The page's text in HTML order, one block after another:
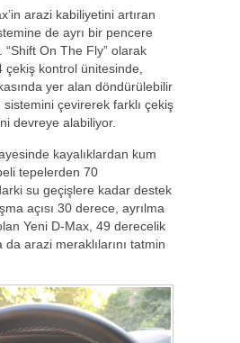
arazi kabiliyetini artıran
de ayrı bir pencere
On The Fly” olarak
çekiş kontrol ünitesinde,
yer alan döndürülebilir
sistemini çevirerek farklı çekiş
devreye alabiliyor.
kayalıklardan kum
tepelerden 70
su geçişlere kadar destek
açısı 30 derece, ayrılma
Yeni D-Max, 49 derecelik
da arazi meraklılarını tatmin